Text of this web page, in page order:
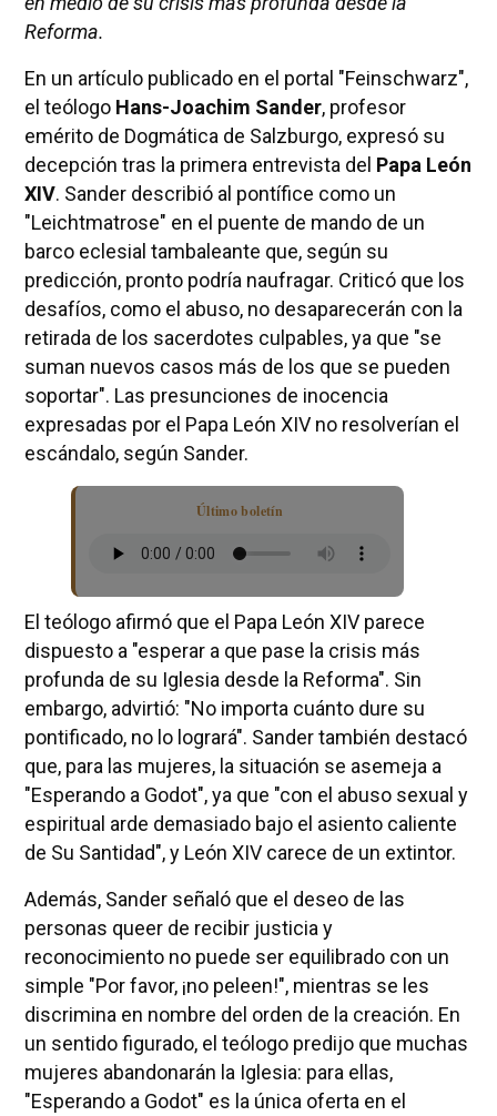
Reforma.
En un artículo publicado en el portal "Feinschwarz",
el teólogo Hans-Joachim Sander, profesor
emérito de Dogmática de Salzburgo, expresó su
decepción tras la primera entrevista del Papa León
XIV. Sander describió al pontífice como un
"Leichtmatrose" en el puente de mando de un
barco eclesial tambaleante que, según su
predicción, pronto podría naufragar. Criticó que los
desafíos, como el abuso, no desaparecerán con la
retirada de los sacerdotes culpables, ya que "se
suman nuevos casos más de los que se pueden
soportar". Las presunciones de inocencia
expresadas por el Papa León XIV no resolverían el
escándalo, según Sander.
Último boletín
El teólogo afirmó que el Papa León XIV parece
dispuesto a "esperar a que pase la crisis más
profunda de su Iglesia desde la Reforma". Sin
embargo, advirtió: "No importa cuánto dure su
pontificado, no lo logrará". Sander también destacó
que, para las mujeres, la situación se asemeja a
"Esperando a Godot", ya que "con el abuso sexual y
espiritual arde demasiado bajo el asiento caliente
de Su Santidad", y León XIV carece de un extintor.
Además, Sander señaló que el deseo de las
personas queer de recibir justicia y
reconocimiento no puede ser equilibrado con un
simple "Por favor, ¡no peleen!", mientras se les
discrimina en nombre del orden de la creación. En
un sentido figurado, el teólogo predijo que muchas
mujeres abandonarán la Iglesia: para ellas,
"Esperando a Godot" es la única oferta en el